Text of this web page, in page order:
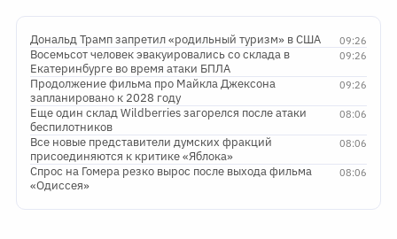
09:26
Дональд Трамп запретил «родильный туризм» в США
09:26
Восемьсот человек эвакуировались со склада в
Екатеринбурге во время атаки БПЛА
09:26
Продолжение фильма про Майкла Джексона
запланировано к 2028 году
08:06
Еще один склад Wildberries загорелся после атаки
беспилотников
08:06
Все новые представители думских фракций
присоединяются к критике «Яблока»
08:06
Спрос на Гомера резко вырос после выхода фильма
«Одиссея»